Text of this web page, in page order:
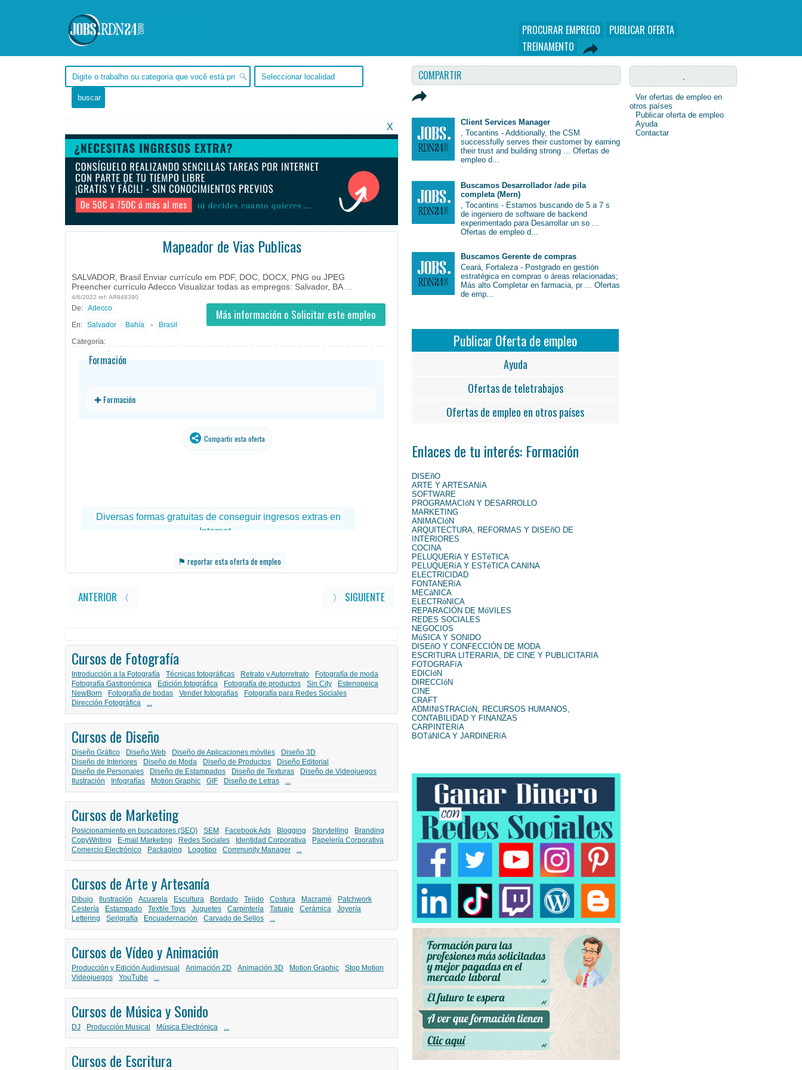
PROCURAR EMPREGO
PUBLICAR OFERTA
TREINAMENTO
X
Mapeador de Vias Publicas
SALVADOR, Brasil Enviar currículo em PDF, DOC, DOCX, PNG ou JPEG
Preencher currículo Adecco Visualizar todas as empregos: Salvador, BA ...
4/6/2022 ref: AR948390
Más información o Solicitar este empleo
De: Adecco
En: Salvador Bahía -
Brasil
Categoría:
Formación
✚ Formación
Compartir esta oferta
⚑ reportar esta oferta de empleo
ANTERIOR 〈 〉 SIGUIENTE
Cursos de Fotografía
Introducción a la Fotografía Técnicas fotográficas Retrato y Autorretrato
Fotografía de moda
Fotografía Gastronómica
Edición fotográfica Fotografía de productos Sin City
Estenopeica
NewBorn
Fotografía de bodas Vender fotografías
Fotografía para Redes Sociales
Dirección Fotográfica
...
Cursos de Diseño
Diseño Gráfico Diseño Web Diseño de Aplicaciones móviles
Diseño 3D
Diseño de Interiores
Diseño de Moda Diseño de Productos
Diseño Editorial
Diseño de Personajes
Diseño de Estampados Diseño de Texturas
Diseño de Videojuegos
Ilustración
Infografías Motion Graphic GIF Diseño de Letras ...
Cursos de Marketing
Posicionamiento en buscadores (SEO) SEM Facebook Ads Blogging Storytelling
Branding
CopyWriting
E-mail Marketing Redes Sociales Identidad Corporativa
Papelería Corporativa
Comercio Electrónico
Packaging Logotipo Community Manager ...
Cursos de Arte y Artesanía
Dibujo Ilustración Acuarela Escultura Bordado Tejido Costura Macramé
Patchwork
Cestería
Estampado Textile Toys Juguetes Carpintería Tatuaje Cerámica
Joyería
Lettering
Serigrafía Encuadernación Carvado de Sellos ...
Cursos de Vídeo y Animación
Producción y Edición Audiovisual Animación 2D Animación 3D Motion Graphic
Stop Motion
Videojuegos
YouTube ...
Cursos de Música y Sonido
DJ Producción Musical Música Electrónica ...
Cursos de Escritura
COMPARTIR
Client Services Manager
, Tocantins - Additionally, the CSM
successfully serves their customer by earning
their trust and building strong ... Ofertas de
empleo d...
Buscamos Desarrollador /ade pila
completa (Mern)
, Tocantins - Estamos buscando de 5 a 7 s
de ingeniero de software de backend
experimentado para Desarrollar un so ...
Ofertas de empleo d...
Buscamos Gerente de compras
Ceará, Fortaleza - Postgrado en gestión
estratégica en compras o áreas relacionadas;
Más alto Completar en farmacia, pr ... Ofertas
de emp...
Publicar Oferta de empleo
Ayuda
Ofertas de teletrabajos
Ofertas de empleo en otros países
Enlaces de tu interés: Formación
DISEñO
ARTE Y ARTESANíA
SOFTWARE
PROGRAMACIóN Y DESARROLLO
MARKETING
ANIMACIóN
ARQUITECTURA, REFORMAS Y DISEñO DE
INTERIORES
COCINA
PELUQUERíA Y ESTéTICA
PELUQUERíA Y ESTéTICA CANINA
ELECTRICIDAD
FONTANERíA
MECáNICA
ELECTRóNICA
REPARACIÓN DE MóVILES
REDES SOCIALES
NEGOCIOS
MúSICA Y SONIDO
DISEñO Y CONFECCIÓN DE MODA
ESCRITURA LITERARIA, DE CINE Y PUBLICITARIA
FOTOGRAFíA
EDICIóN
DIRECCIóN
CINE
CRAFT
ADMINISTRACIóN, RECURSOS HUMANOS,
CONTABILIDAD Y FINANZAS
CARPINTERíA
BOTáNICA Y JARDINERíA
.
Ver ofertas de empleo en
otros países
Publicar oferta de empleo
Ayuda
Contactar